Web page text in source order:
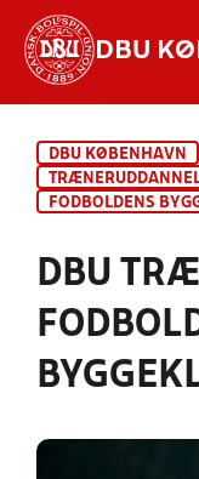
DBU
DBU KØBENHAVN
FODBOLDENS
DBU